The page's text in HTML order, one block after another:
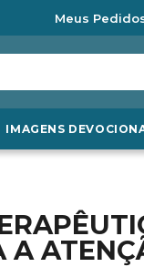
Meus
IMAGENS
A